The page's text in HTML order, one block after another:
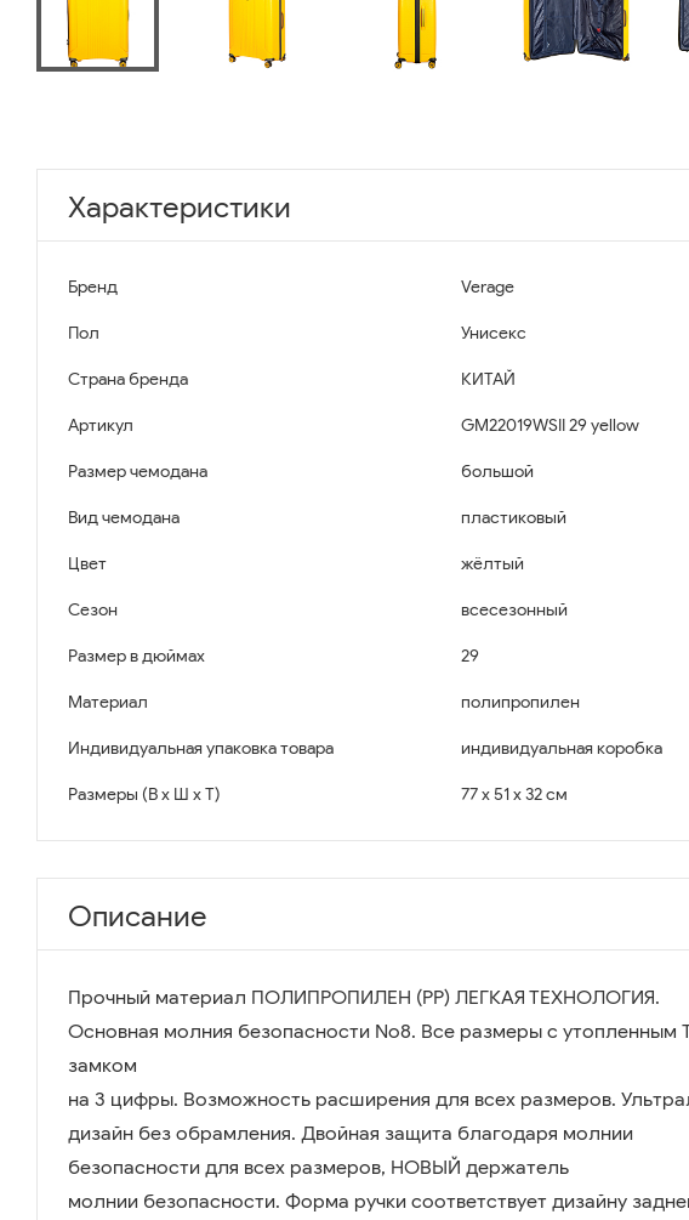
Характеристики
Бренд Verage
Пол Унисекс
Страна бренда КИТАЙ
Артикул GM22019WSII 29 yellow
Размер чемодана большой
Вид чемодана пластиковый
Цвет жёлтый
Сезон всесезонный
Размер в дюймах 29
Материал полипропилен
Индивидуальная упаковка товара индивидуальная коробка
Размеры (В x Ш x Т) 77 x 51 x 32 см
Описание
Прочный материал ПОЛИПРОПИЛЕН (PP) ЛЕГКАЯ ТЕХНОЛОГИЯ.
Основная молния безопасности No8. Все размеры с утопленным
замком
на 3 цифры. Возможность расширения для всех размеров.
дизайн без обрамления. Двойная защита благодаря молнии
безопасности для всех размеров, НОВЫЙ держатель
молнии безопасности. Форма ручки соответствует дизайну